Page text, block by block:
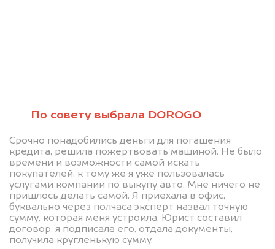
По совету выбрала DOROGO
Срочно понадобились деньги для погашения
кредита, решила пожертвовать машиной. Не было
времени и возможности самой искать
покупателей, к тому же я уже пользовалась
услугами компании по выкупу авто. Мне ничего не
пришлось делать самой. Я приехала в офис,
буквально через полчаса эксперт назвал точную
сумму, которая меня устроила. Юрист составил
договор, я подписала его, отдала документы,
получила кругленькую сумму.
Узнайте стоимость своего
Сравните это с тем, что предлагали
другие.